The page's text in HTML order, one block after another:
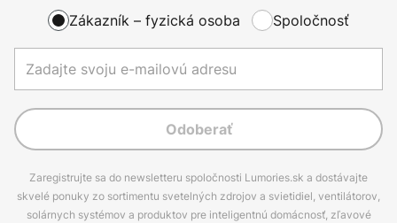
Zákazník – fyzická osoba Spoločnosť
Odoberať
Zaregistrujte sa do newsletteru spoločnosti Lumories.sk a dostávajte
skvelé ponuky zo sortimentu svetelných zdrojov a svietidiel, ventilátorov,
solárnych systémov a produktov pre inteligentnú domácnosť, zľavové